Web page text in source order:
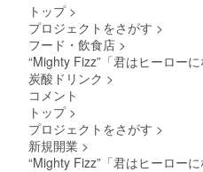
トップ >
プロジェクトをさがす >
フード・飲食店 >
“Mighty Fizz”「君はヒーロー
炭酸ドリンク >
コメント
トップ >
プロジェクトをさがす >
新規開業 >
“Mighty Fizz”「君はヒーロー